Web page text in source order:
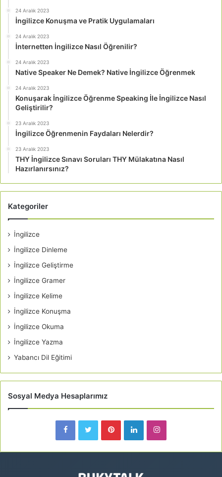
24 Aralık 2023
İngilizce Konuşma ve Pratik Uygulamaları
24 Aralık 2023
İnternetten İngilizce Nasıl Öğrenilir?
24 Aralık 2023
Native Speaker Ne Demek? Native İngilizce Öğrenmek
24 Aralık 2023
Konuşarak İngilizce Öğrenme Speaking İle İngilizce Nasıl
Geliştirilir?
23 Aralık 2023
İngilizce Öğrenmenin Faydaları Nelerdir?
23 Aralık 2023
THY İngilizce Sınavı Soruları THY Mülakatına Nasıl
Hazırlanırsınız?
Kategoriler
İngilizce
İngilizce Dinleme
İngilizce Geliştirme
İngilizce Gramer
İngilizce Kelime
İngilizce Konuşma
İngilizce Okuma
İngilizce Yazma
Yabancı Dil Eğitimi
Sosyal Medya Hesaplarımız